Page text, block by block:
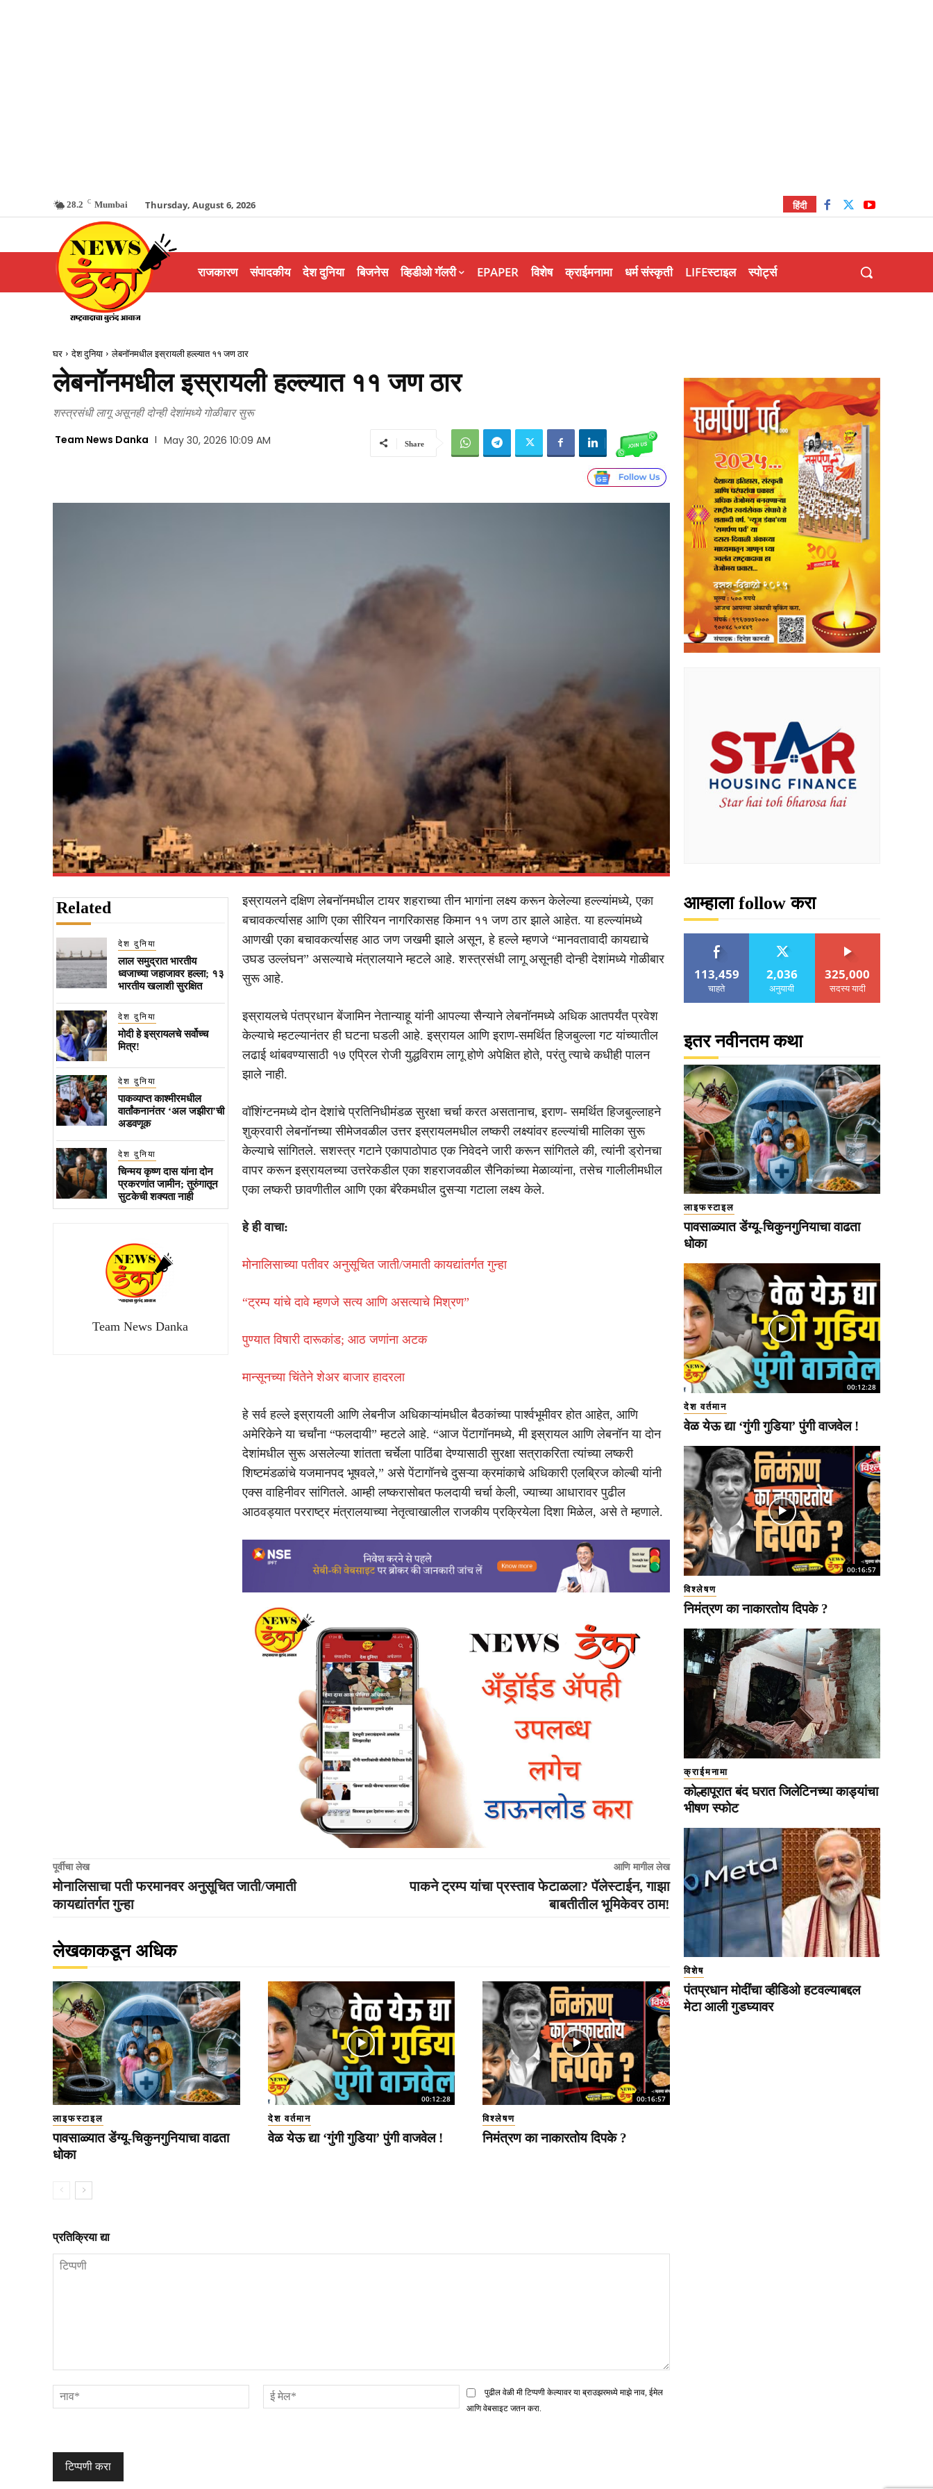
28.2 C Mumbai Thursday, August 6, 2026 हिंदी
राजकारण संपादकीय देश दुनिया बिजनेस व्हिडीओ गॅलरी EPAPER विशेष क्राईमनामा धर्म संस्कृती LIFEस्टाइल स्पोर्ट्स
घर देश दुनिया लेबनॉनमधील इस्रायली हल्ल्यात ११ जण ठार
लेबनॉनमधील इस्रायली हल्ल्यात ११ जण ठार
शस्त्रसंधी लागू असूनही दोन्ही देशांमध्ये गोळीबार सुरू
Team News Danka May 30, 2026 10:09 AM Share
Related
देश दुनिया
लाल समुद्रात भारतीय
ध्वजाच्या जहाजावर हल्ला; १३
भारतीय खलाशी सुरक्षित
देश दुनिया
मोदी हे इस्रायलचे सर्वोच्च
मित्र!
देश दुनिया
पाकव्याप्त काश्मीरमधील
वार्तांकनानंतर ‘अल जझीरा’ची
अडवणूक
देश दुनिया
चिन्मय कृष्ण दास यांना दोन
प्रकरणांत जामीन; तुरुंगातून
सुटकेची शक्यता नाही
Team News Danka
इस्रायलने दक्षिण लेबनॉनमधील टायर शहराच्या तीन भागांना लक्ष्य करून केलेल्या हल्ल्यांमध्ये, एका
बचावकर्त्यासह आणि एका सीरियन नागरिकासह किमान ११ जण ठार झाले आहेत. या हल्ल्यांमध्ये
आणखी एका बचावकर्त्यासह आठ जण जखमी झाले असून, हे हल्ले म्हणजे “मानवतावादी कायद्याचे
उघड उल्लंघन” असल्याचे मंत्रालयाने म्हटले आहे. शस्त्रसंधी लागू असूनही दोन्ही देशांमध्ये गोळीबार
सुरू आहे.
इस्रायलचे पंतप्रधान बेंजामिन नेतान्याहू यांनी आपल्या सैन्याने लेबनॉनमध्ये अधिक आतपर्यंत प्रवेश
केल्याचे म्हटल्यानंतर ही घटना घडली आहे. इस्रायल आणि इराण-समर्थित हिजबुल्ला गट यांच्यातील
लढाई थांबवण्यासाठी १७ एप्रिल रोजी युद्धविराम लागू होणे अपेक्षित होते, परंतु त्याचे कधीही पालन
झाले नाही.
वॉशिंग्टनमध्ये दोन देशांचे प्रतिनिधीमंडळ सुरक्षा चर्चा करत असतानाच, इराण- समर्थित हिजबुल्लाहने
शुक्रवारी लेबनॉनच्या सीमेजवळील उत्तर इस्रायलमधील लष्करी लक्ष्यांवर हल्ल्यांची मालिका सुरू
केल्याचे सांगितले. सशस्त्र गटाने एकापाठोपाठ एक निवेदने जारी करून सांगितले की, त्यांनी ड्रोनचा
वापर करून इस्रायलच्या उत्तरेकडील एका शहराजवळील सैनिकांच्या मेळाव्यांना, तसेच गालीलीमधील
एका लष्करी छावणीतील आणि एका बॅरेकमधील दुसऱ्या गटाला लक्ष्य केले.
हे ही वाचा:
मोनालिसाच्या पतीवर अनुसूचित जाती/जमाती कायद्यांतर्गत गुन्हा
“ट्रम्प यांचे दावे म्हणजे सत्य आणि असत्याचे मिश्रण”
पुण्यात विषारी दारूकांड; आठ जणांना अटक
मान्सूनच्या चिंतेने शेअर बाजार हादरला
हे सर्व हल्ले इस्रायली आणि लेबनीज अधिकाऱ्यांमधील बैठकांच्या पार्श्वभूमीवर होत आहेत, आणि
अमेरिकेने या चर्चांना “फलदायी” म्हटले आहे. “आज पेंटागॉनमध्ये, मी इस्रायल आणि लेबनॉन या दोन
देशांमधील सुरू असलेल्या शांतता चर्चेला पाठिंबा देण्यासाठी सुरक्षा सत्राकरिता त्यांच्या लष्करी
शिष्टमंडळांचे यजमानपद भूषवले,” असे पेंटागॉनचे दुसऱ्या क्रमांकाचे अधिकारी एलब्रिज कोल्बी यांनी
एक्स वाहिनीवर सांगितले. आम्ही लष्करासोबत फलदायी चर्चा केली, ज्याच्या आधारावर पुढील
आठवड्यात परराष्ट्र मंत्रालयाच्या नेतृत्वाखालील राजकीय प्रक्रियेला दिशा मिळेल, असे ते म्हणाले.
पूर्वीचा लेख
मोनालिसाचा पती फरमानवर अनुसूचित जाती/जमाती
कायद्यांतर्गत गुन्हा
आणि मागील लेख
पाकने ट्रम्प यांचा प्रस्ताव फेटाळला? पॅलेस्टाईन, गाझा
बाबतीतील भूमिकेवर ठाम!
लेखकाकडून अधिक
लाइफस्टाइल
पावसाळ्यात डेंग्यू-चिकुनगुनियाचा वाढता
धोका
00:12:28
देश वर्तमान
वेळ येऊ द्या ‘गुंगी गुडिया’ पुंगी वाजवेल !
00:16:57
विश्लेषण
निमंत्रण का नाकारतोय दिपके ?
प्रतिक्रिया द्या
नाव*
मेल*
पुढील वेळी मी टिप्पणी केल्यावर या ब्राउझरमध्ये माझे नाव, ईमेल
आणि वेबसाइट जतन करा.
आम्हाला follow करा
113,459
चाहते
2,036
अनुयायी
325,000
सदस्य यादी
इतर नवीनतम कथा
लाइफस्टाइल
पावसाळ्यात डेंग्यू-चिकुनगुनियाचा वाढता
धोका
00:12:28
देश वर्तमान
वेळ येऊ द्या ‘गुंगी गुडिया’ पुंगी वाजवेल !
00:16:57
विश्लेषण
निमंत्रण का नाकारतोय दिपके ?
क्राईमनामा
कोल्हापूरात बंद घरात जिलेटिनच्या काड्यांचा
भीषण स्फोट
विशेष
पंतप्रधान मोदींचा व्हीडिओ हटवल्याबद्दल
मेटा आली गुडघ्यावर